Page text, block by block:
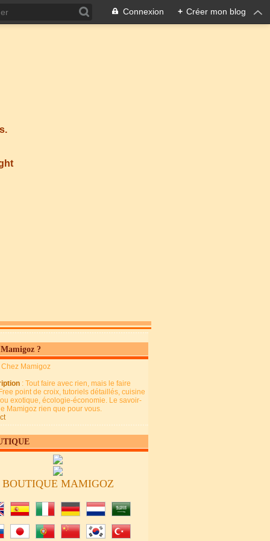
Connexion + Créer mon blog
?
Chez Mamigoz
: Tout faire avec rien, mais le faire
point de croix, tutoriels détaillés, cuisine
exotique, écologie-économie. Le savoir-
Mamigoz rien que pour vous.
BOUTIQUE MAMIGOZ